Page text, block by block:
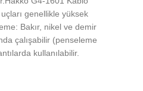
genellikle yüksek
Bakır, nikel ve demir
çalışabilir (penseleme
kullanılabilir.